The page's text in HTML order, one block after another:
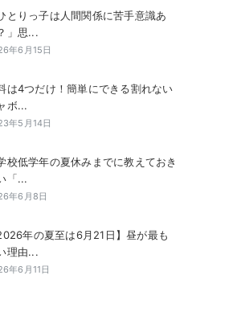
とりっ子は人間関係に苦手意識あ
」思...
年6月15日
は4つだけ！簡単にできる割れない
ボ...
年5月14日
校低学年の夏休みまでに教えておき
「...
年6月8日
2026年の夏至は6月21日】昼が最も
理由...
年6月11日